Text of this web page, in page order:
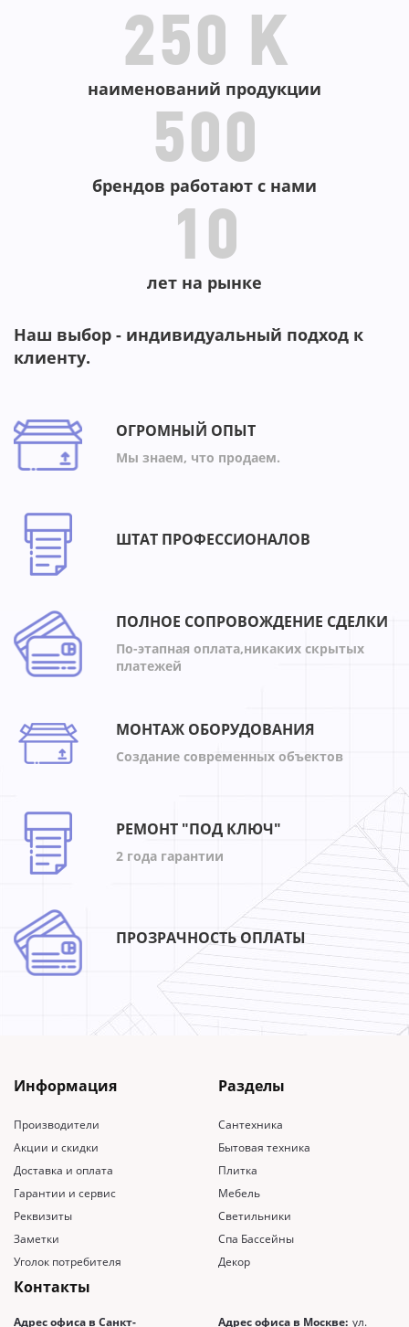
250 K
наименований продукции
500
брендов работают с нами
10
лет на рынке
Наш выбор - индивидуальный подход к
клиенту.
ОГРОМНЫЙ ОПЫТ
Мы знаем, что продаем.
ШТАТ ПРОФЕССИОНАЛОВ
ПОЛНОЕ СОПРОВОЖДЕНИЕ СДЕЛКИ
По-этапная оплата,никаких скрытых
платежей
МОНТАЖ ОБОРУДОВАНИЯ
Создание современных объектов
РЕМОНТ "ПОД КЛЮЧ"
2 года гарантии
ПРОЗРАЧНОСТЬ ОПЛАТЫ
Информация
Производители
Акции и скидки
Доставка и оплата
Гарантии и сервис
Реквизиты
Заметки
Уголок потребителя
Разделы
Сантехника
Бытовая техника
Плитка
Мебель
Светильники
Спа Бассейны
Декор
Контакты
Адрес офиса в Санкт- Адрес офиса в Москве: ул.